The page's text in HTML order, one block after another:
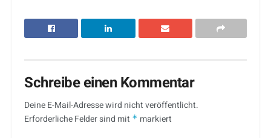
Schreibe einen Kommentar
Deine E-Mail-Adresse wird nicht veröffentlicht.
Erforderliche Felder sind mit * markiert